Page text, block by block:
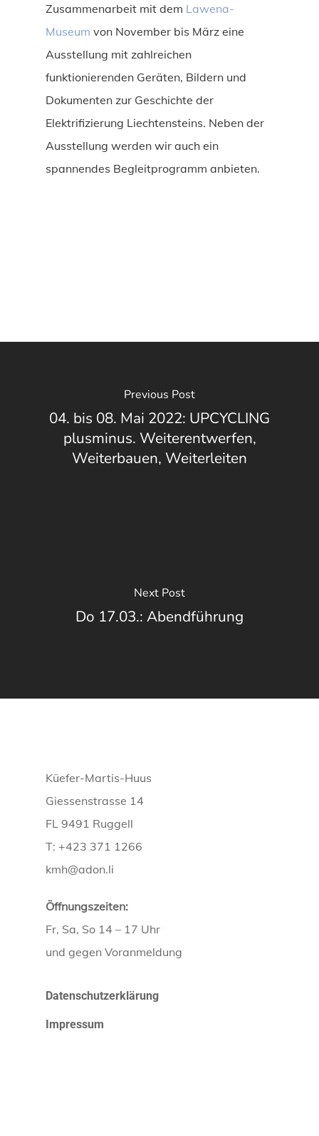
Zusammenarbeit mit dem Lawena-
Museum von November bis März eine
Ausstellung mit zahlreichen
funktionierenden Geräten, Bildern und
Dokumenten zur Geschichte der
Elektrifizierung Liechtensteins. Neben der
Ausstellung werden wir auch ein
spannendes Begleitprogramm anbieten.
Previous Post
04. bis 08. Mai 2022: UPCYCLING
plusminus. Weiterentwerfen,
Weiterbauen, Weiterleiten
Next Post
Do 17.03.: Abendführung
Küefer-Martis-Huus
Giessenstrasse 14
FL 9491 Ruggell
T: +423 371 1266
kmh@adon.li
Öffnungszeiten:
Fr, Sa, So 14 – 17 Uhr
und gegen Voranmeldung
Datenschutzerklärung
Impressum